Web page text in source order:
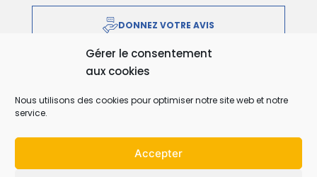
Gérer le consentement
aux cookies
Nous utilisons des cookies pour optimiser notre site web et notre
service.
Accepter
DONNEZ VOTRE AVIS
IMPRIMER EN PDF